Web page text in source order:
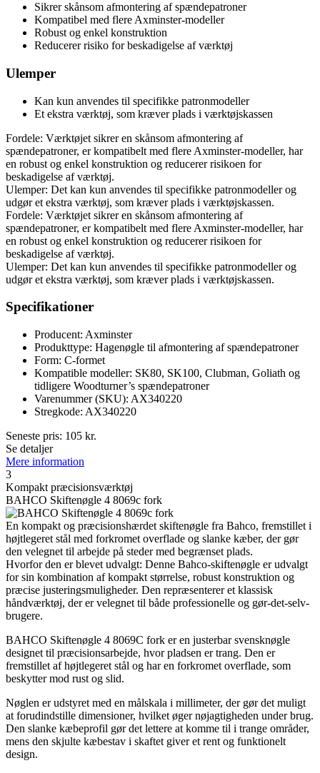
Sikrer skånsom afmontering af spændepatroner
Kompatibel med flere Axminster-modeller
Robust og enkel konstruktion
Reducerer risiko for beskadigelse af værktøj
Ulemper
Kan kun anvendes til specifikke patronmodeller
Et ekstra værktøj, som kræver plads i værktøjskassen
Fordele: Værktøjet sikrer en skånsom afmontering af
spændepatroner, er kompatibelt med flere Axminster-modeller, har
en robust og enkel konstruktion og reducerer risikoen for
beskadigelse af værktøj.
Ulemper: Det kan kun anvendes til specifikke patronmodeller og
udgør et ekstra værktøj, som kræver plads i værktøjskassen.
Fordele: Værktøjet sikrer en skånsom afmontering af
spændepatroner, er kompatibelt med flere Axminster-modeller, har
en robust og enkel konstruktion og reducerer risikoen for
beskadigelse af værktøj.
Ulemper: Det kan kun anvendes til specifikke patronmodeller og
udgør et ekstra værktøj, som kræver plads i værktøjskassen.
Specifikationer
Producent: Axminster
Produkttype: Hagenøgle til afmontering af spændepatroner
Form: C-formet
Kompatible modeller: SK80, SK100, Clubman, Goliath og
tidligere Woodturner’s spændepatroner
Varenummer (SKU): AX340220
Stregkode: AX340220
Seneste pris: 105 kr.
Se detaljer
Mere information
3
Kompakt præcisionsværktøj
BAHCO Skiftenøgle 4 8069c fork
En kompakt og præcisionshærdet skiftenøgle fra Bahco, fremstillet i
højtlegeret stål med forkromet overflade og slanke kæber, der gør
den velegnet til arbejde på steder med begrænset plads.
Hvorfor den er blevet udvalgt: Denne Bahco-skiftenøgle er udvalgt
for sin kombination af kompakt størrelse, robust konstruktion og
præcise justeringsmuligheder. Den repræsenterer et klassisk
håndværktøj, der er velegnet til både professionelle og gør-det-selv-
brugere.
BAHCO Skiftenøgle 4 8069C fork er en justerbar svensknøgle
designet til præcisionsarbejde, hvor pladsen er trang. Den er
fremstillet af højtlegeret stål og har en forkromet overflade, som
beskytter mod rust og slid.
Nøglen er udstyret med en målskala i millimeter, der gør det muligt
at forudindstille dimensioner, hvilket øger nøjagtigheden under brug.
Den slanke kæbeprofil gør det lettere at komme til i trange områder,
mens den skjulte kæbestav i skaftet giver et rent og funktionelt
design.